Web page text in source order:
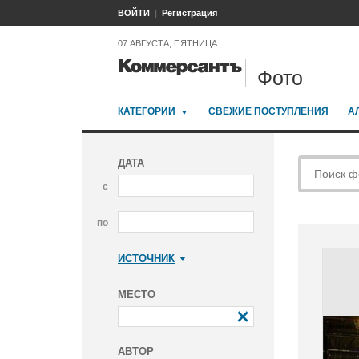
ВОЙТИ Регистрация
07 АВГУСТА, ПЯТНИЦА
Фото
КАТЕГОРИИ СВЕЖИЕ ПОСТУПЛЕНИЯ
ДАТА
с
по
ИСТОЧНИК
МЕСТО
АВТОР